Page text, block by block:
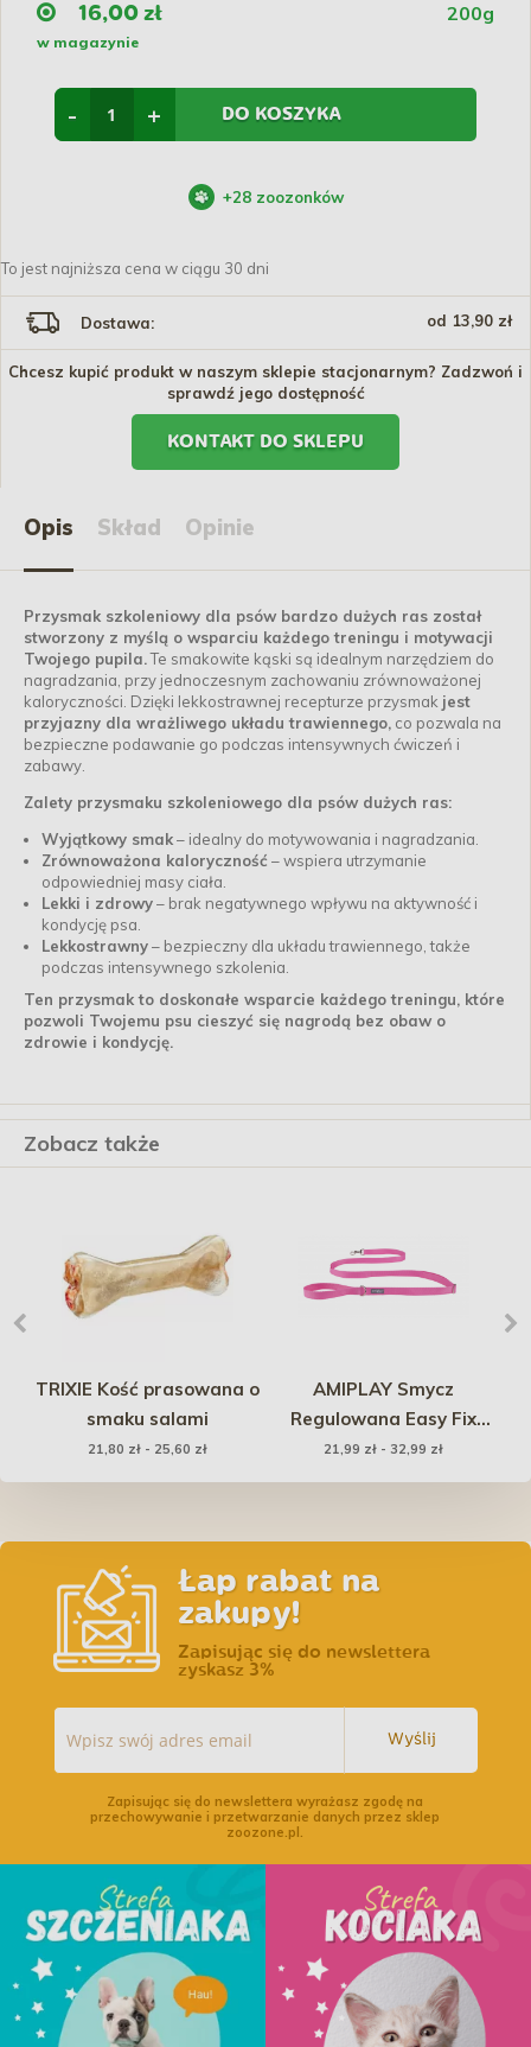
16,00 zł 200g
w magazynie
+
- DO KOSZYKA
+28 zoozonków
To jest najniższa cena w ciągu 30 dni
Dostawa: od 13,90 zł
Chcesz kupić produkt w naszym sklepie stacjonarnym? Zadzwoń i
sprawdź jego dostępność
KONTAKT DO SKLEPU
Opis Skład Opinie
Przysmak szkoleniowy dla psów bardzo dużych ras został
stworzony z myślą o wsparciu każdego treningu i motywacji
Twojego pupila.Te smakowite kąski są idealnym narzędziem do
nagradzania, przy jednoczesnym zachowaniu zrównoważonej
kaloryczności. Dzięki lekkostrawnej recepturze przysmak jest
przyjazny dla wrażliwego układu trawiennego, co pozwala na
bezpieczne podawanie go podczas intensywnych ćwiczeń i
zabawy.
Zalety przysmaku szkoleniowego dla psów dużych ras:
Wyjątkowy smak– idealny do motywowania i nagradzania.
Zrównoważona kaloryczność – wspiera utrzymanie
odpowiedniej masy ciała.
Lekki i zdrowy– brak negatywnego wpływu na aktywność i
kondycję psa.
Lekkostrawny– bezpieczny dla układu trawiennego, także
podczas intensywnego szkolenia.
Ten przysmak to doskonałe wsparcie każdego treningu, które
pozwoli Twojemu psu cieszyć się nagrodą bez obaw o
zdrowie i kondycję.
Zobacz także
TRIXIE Kość prasowana o
smaku salami
21,80 zł - 25,60 zł
AMIPLAY Smycz
Regulowana Easy Fix
Popular - różowa
21,99 zł - 32,99 zł
Łap rabat na
zakupy!
Zapisując się do newslettera
zyskasz 3%
Wyślij
Zapisując się do newslettera wyrażasz zgodę na
przechowywanie i przetwarzanie danych przez sklep
zoozone.pl.